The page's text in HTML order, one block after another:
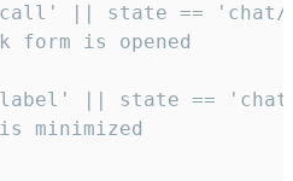
|| state ==
form is opened
|| state ==
minimized